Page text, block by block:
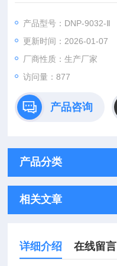
产品型号：DNP-9032-Ⅱ
更新时间：2026-01-07
厂商性质：生产厂家
访问量：877
产品咨询
产品分类
相关文章
详细介绍 在线留言